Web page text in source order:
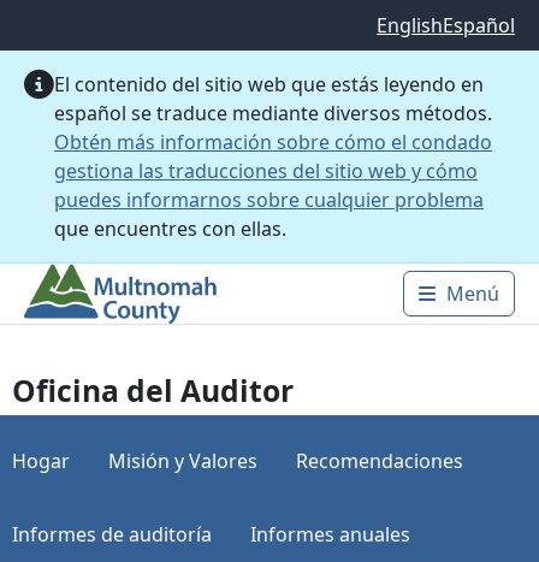
EnglishEspañol
El contenido del sitio web que estás leyendo en
español se traduce mediante diversos métodos.
Obtén más información sobre cómo el condado
gestiona las traducciones del sitio web y cómo
puedes informarnos sobre cualquier problema
que encuentres con ellas.
Main
Menú
Oficina del Auditor
Hogar Misión y Valores Recomendaciones
Informes de auditoría Informes anuales